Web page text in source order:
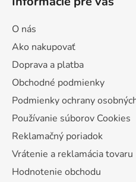
O nás
Ako nakupovať
Doprava a platba
Obchodné podmienky
Podmienky ochrany
Používanie súborov Cookies
Reklamačný poriadok
Vrátenie a reklamácia tovaru
Hodnotenie obchodu